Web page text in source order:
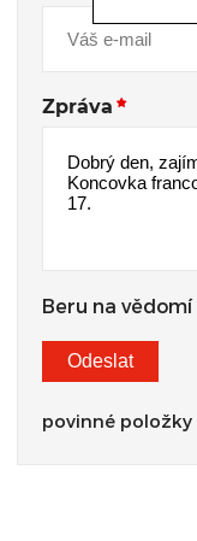
Zpráva
Beru na vědomí
Odeslat
povinné položky